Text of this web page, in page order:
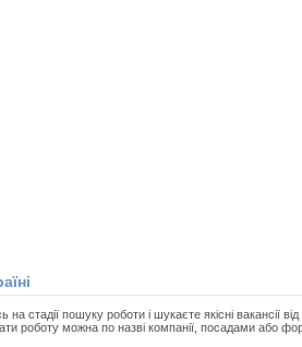
стадії пошуку роботи і шукаєте якісні вакансії
роботу можна по назві компанії, посадами або